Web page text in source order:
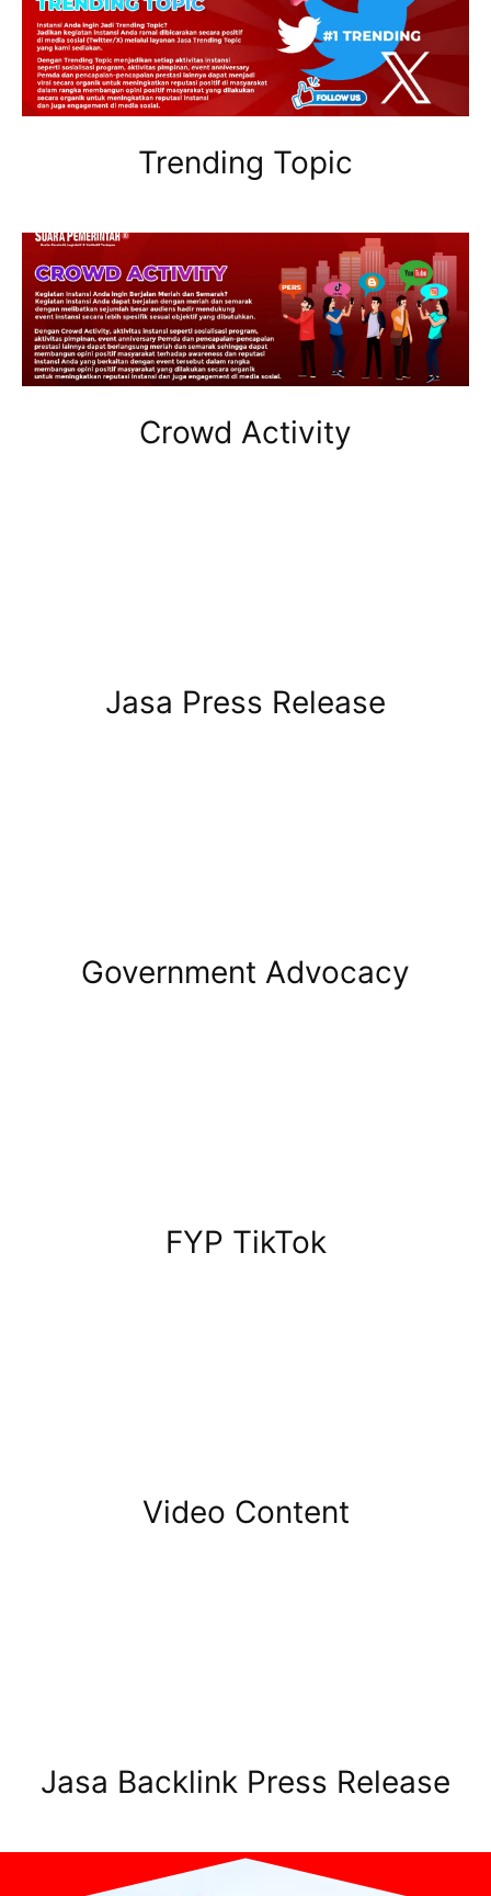
Trending Topic
Crowd Activity
Jasa Press Release
Government Advocacy
FYP TikTok
Video Content
Jasa Backlink Press Release